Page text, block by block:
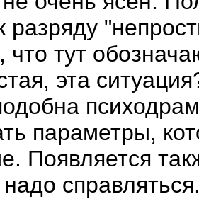
разряду
что тут
эта
параметры,
Появляется